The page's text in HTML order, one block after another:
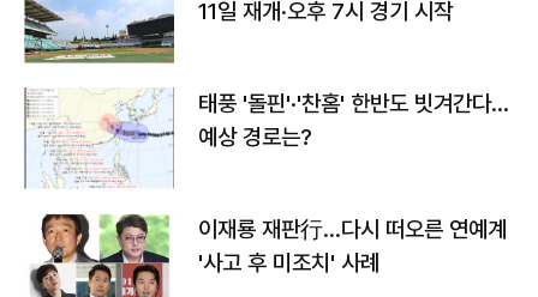
11일 재개·오후 7시 경기 시작
태풍 '돌핀'·'찬홈' 한반도 빗겨간다…
예상 경로는?
이재룡 재판行…다시 떠오른 연예계
'사고 후 미조치' 사례